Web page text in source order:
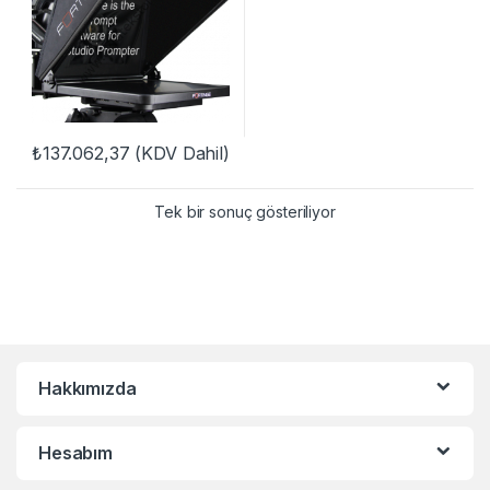
₺137.062,37 (KDV Dahil)
Tek bir sonuç gösteriliyor
Hakkımızda
Hesabım